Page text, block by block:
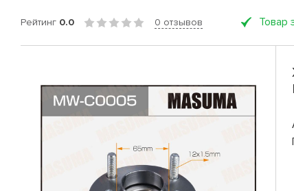
Рейтинг 0.0 0 отзывов Товар